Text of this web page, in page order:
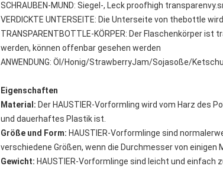
SCHRAUBEN-MUND: Siegel-, Leck proofhigh
VERDICKTE UNTERSEITE: Die Unterseite von thebottle
TRANSPARENTBOTTLE-KÖRPER: Der Flaschenkörper
werden, können offenbar gesehen werden
ANWENDUNG: Öl/Honig/StrawberryJam/Sojasoße/
Eigenschaften
Material: Der HAUSTIER-Vorformling wird vom Harz des
und dauerhaftes Plastik ist.
Größe und Form: HAUSTIER-Vorformlinge sind
verschiedene Größen, wenn die Durchmesser von
Gewicht: HAUSTIER-Vorformlinge sind leicht und einfach